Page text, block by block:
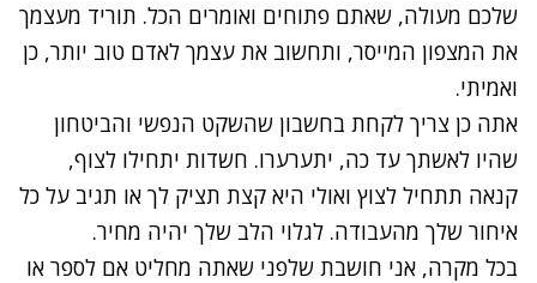
שלכם מעולה, שאתם פתוחים ואומרים הכל. תוריד מעצמך
את המצפון המייסר, ותחשוב את עצמך לאדם טוב יותר, כן
ואמיתי.
אתה כן צריך לקחת בחשבון שהשקט הנפשי והביטחון
שהיו לאשתך עד כה, יתערערו. חשדות יתחילו לצוף,
קנאה תתחיל לצוץ ואולי היא קצת תציק לך או תגיב על כל
איחור שלך מהעבודה. לגלוי הלב שלך יהיה מחיר.
בכל מקרה, אני חושבת שלפני שאתה מחליט אם לספר או